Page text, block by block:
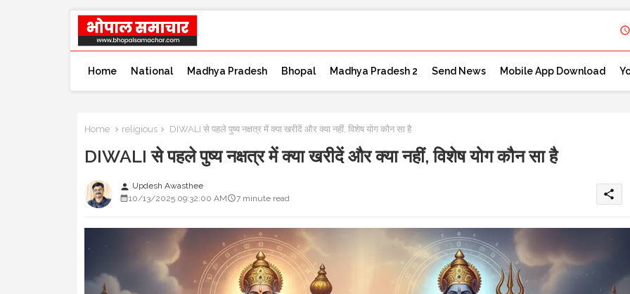
Home National Madhya Pradesh Bhopal Madhya Pradesh 2 Send News Mobile App Download
Home religious DIWALI से पहले पुष्य नक्षत्र में क्या खरीदें और क्या नहीं, विशेष योग कौन सा है
DIWALI से पहले पुष्य नक्षत्र में क्या खरीदें और क्या नहीं, विशेष योग कौन सा है
person Updesh Awasthee
10/13/2025 09:32:00 AM
7 minute read share